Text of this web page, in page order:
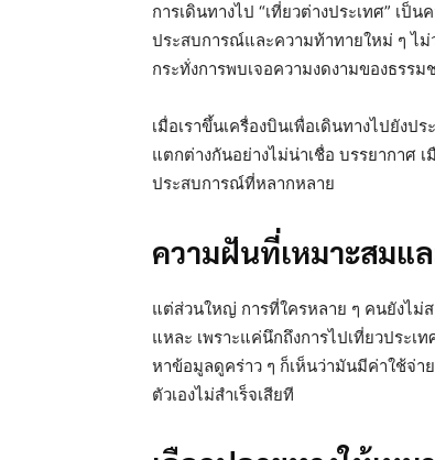
การเดินทางไป “เที่ยวต่างประเทศ” เป็
ประสบการณ์และความท้าทายใหม่ ๆ ไ
กระทั่งการพบเจอความงดงามของธรร
เมื่อเราขึ้นเครื่องบินเพื่อเดินทางไปยังป
แตกต่างกันอย่างไม่น่าเชื่อ บรรยากาศ
ประสบการณ์ที่หลากหลาย
ความฝันที่เหมาะสมแ
แต่ส่วนใหญ่ การที่ใครหลาย ๆ คนยังไม่
แหละ เพราะแค่นึกถึงการไปเที่ยวประเ
หาข้อมูลดูคร่าว ๆ ก็เห็นว่ามันมีค่าใช้จ่า
ตัวเองไม่สำเร็จเสียที